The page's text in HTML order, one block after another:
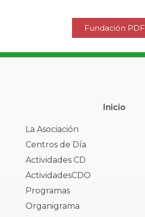
Fundación PDF
Inicio
La Asociación
Centros de Día
Actividades CD
ActividadesCDO
Programas
Organigrama